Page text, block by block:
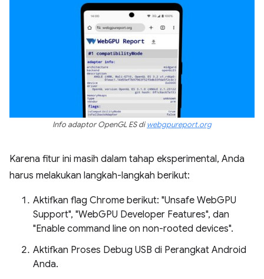
Info adaptor OpenGL ES diwebgpureport.org
Karena fitur ini masih dalam tahap eksperimental, Anda
harus melakukan langkah-langkah berikut:
Aktifkan flag Chrome berikut: "Unsafe WebGPU
Support", "WebGPU Developer Features", dan
"Enable command line on non-rooted devices".
Aktifkan Proses Debug USB di Perangkat Android
Anda.